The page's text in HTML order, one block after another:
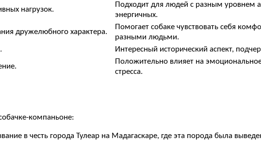
нагрузок.
Подходит для людей с разным уровнем
энергичных.
дружелюбного характера.
Помогает собаке чувствовать себя
разными людьми.
Интересный исторический аспект,
Положительно влияет на
стресса.
компаньоне:
в честь города Тулеар на Мадагаскаре, где эта порода была